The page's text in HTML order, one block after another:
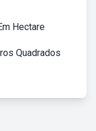
Hectare
Quadrados